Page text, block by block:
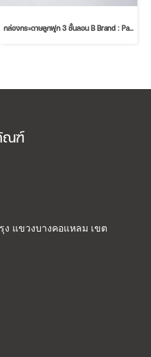
กล่องกระดาษลูกฟูก 3 ชั้นลอน B Brand : Pastel
ณฑ์
ง แขวงบางคอแหลม เขต